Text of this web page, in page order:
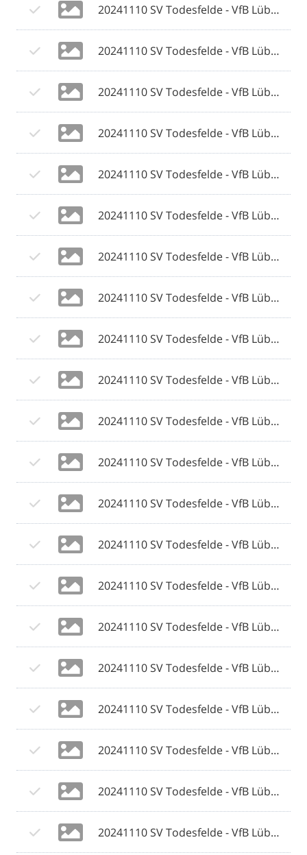
20241110 SV Todesfelde - VfB Lübeck 029 © 2024 Olaf Wegerich.jpg
20241110 SV Todesfelde - VfB Lübeck 030 © 2024 Olaf Wegerich.jpg
20241110 SV Todesfelde - VfB Lübeck 031 © 2024 Olaf Wegerich.jpg
20241110 SV Todesfelde - VfB Lübeck 032 © 2024 Olaf Wegerich.jpg
20241110 SV Todesfelde - VfB Lübeck 033 © 2024 Olaf Wegerich.jpg
20241110 SV Todesfelde - VfB Lübeck 034 © 2024 Olaf Wegerich.jpg
20241110 SV Todesfelde - VfB Lübeck 035 © 2024 Olaf Wegerich.jpg
20241110 SV Todesfelde - VfB Lübeck 036 © 2024 Olaf Wegerich.jpg
20241110 SV Todesfelde - VfB Lübeck 037 © 2024 Olaf Wegerich.jpg
20241110 SV Todesfelde - VfB Lübeck 038 © 2024 Olaf Wegerich.jpg
20241110 SV Todesfelde - VfB Lübeck 039 © 2024 Olaf Wegerich.jpg
20241110 SV Todesfelde - VfB Lübeck 040 © 2024 Olaf Wegerich.jpg
20241110 SV Todesfelde - VfB Lübeck 041 © 2024 Olaf Wegerich.jpg
20241110 SV Todesfelde - VfB Lübeck 042 © 2024 Olaf Wegerich.jpg
20241110 SV Todesfelde - VfB Lübeck 043 © 2024 Olaf Wegerich.jpg
20241110 SV Todesfelde - VfB Lübeck 044 © 2024 Olaf Wegerich.jpg
20241110 SV Todesfelde - VfB Lübeck 045 © 2024 Olaf Wegerich.jpg
20241110 SV Todesfelde - VfB Lübeck 046 © 2024 Olaf Wegerich.jpg
20241110 SV Todesfelde - VfB Lübeck 047 © 2024 Olaf Wegerich.jpg
20241110 SV Todesfelde - VfB Lübeck 048 © 2024 Olaf Wegerich.jpg
20241110 SV Todesfelde - VfB Lübeck 049 © 2024 Olaf Wegerich.jpg